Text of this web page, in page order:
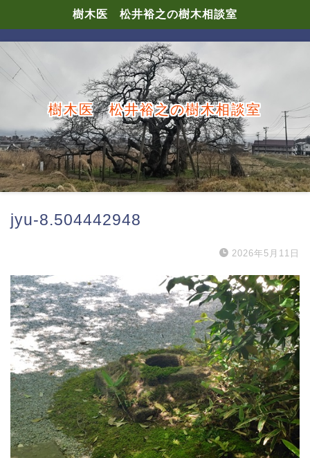
樹木医 松井裕之の樹木相談室
樹木医 松井裕之の樹木相談室
jyu-8.504442948
2026年5月11日